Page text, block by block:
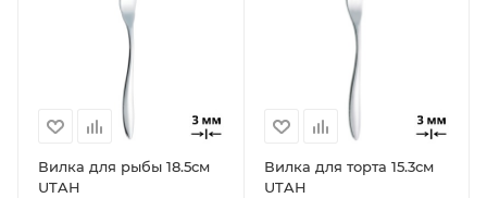
Вилка для рыбы 18.5см
UTAH
Вилка для торта 15.3см
UTAH